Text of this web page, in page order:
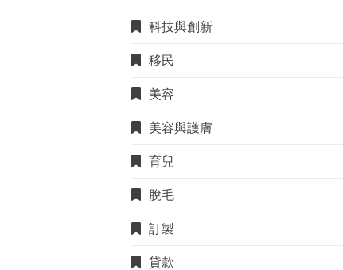
科技與創新
移民
美容
美容與護膚
育兒
脫毛
訂製
貸款